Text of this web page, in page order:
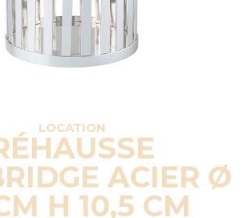
LOCATION
ACIER Ø
H 10,5 CM